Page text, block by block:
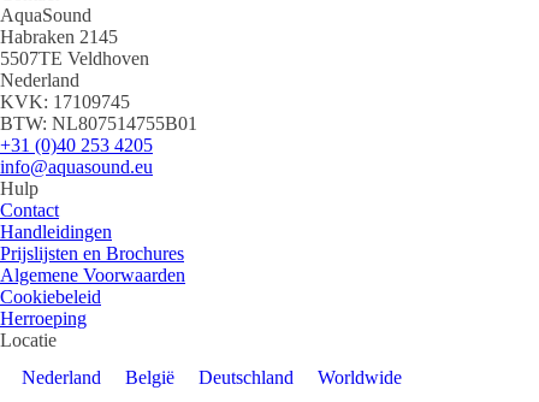
AquaSound
Habraken 2145
5507TE Veldhoven
Nederland
KVK: 17109745
BTW: NL807514755B01
+31 (0)40 253 4205
info@aquasound.eu
Hulp
Contact
Handleidingen
Prijslijsten en Brochures
Algemene Voorwaarden
Cookiebeleid
Herroeping
Locatie
Nederland
België Deutschland
Worldwide